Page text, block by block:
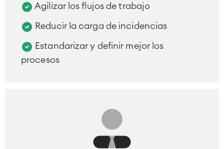
Agilizar los flujos de trabajo
Reducir la carga de incidencias
Estandarizar y definir mejor los
procesos